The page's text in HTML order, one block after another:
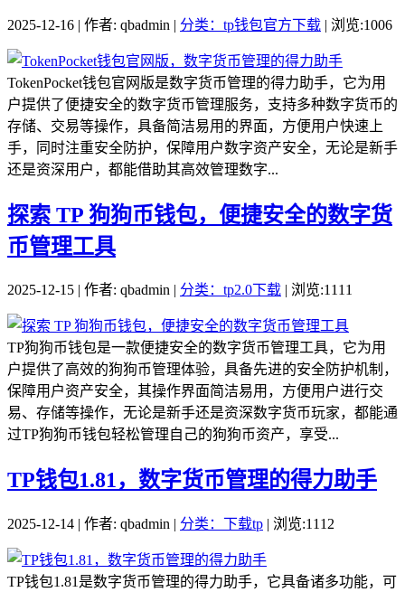
2025-12-16 | 作者: qbadmin | 分类：tp钱包官方下载 | 浏览:1006
TokenPocket钱包官网版是数字货币管理的得力助手，它为用
户提供了便捷安全的数字货币管理服务，支持多种数字货币的
存储、交易等操作，具备简洁易用的界面，方便用户快速上
手，同时注重安全防护，保障用户数字资产安全，无论是新手
还是资深用户，都能借助其高效管理数字...
探索 TP 狗狗币钱包，便捷安全的数字货
币管理工具
2025-12-15 | 作者: qbadmin | 分类：tp2.0下载 | 浏览:1111
TP狗狗币钱包是一款便捷安全的数字货币管理工具，它为用
户提供了高效的狗狗币管理体验，具备先进的安全防护机制，
保障用户资产安全，其操作界面简洁易用，方便用户进行交
易、存储等操作，无论是新手还是资深数字货币玩家，都能通
过TP狗狗币钱包轻松管理自己的狗狗币资产，享受...
TP钱包1.81，数字货币管理的得力助手
2025-12-14 | 作者: qbadmin | 分类：下载tp | 浏览:1112
TP钱包1.81是数字货币管理的得力助手，它具备诸多功能，可